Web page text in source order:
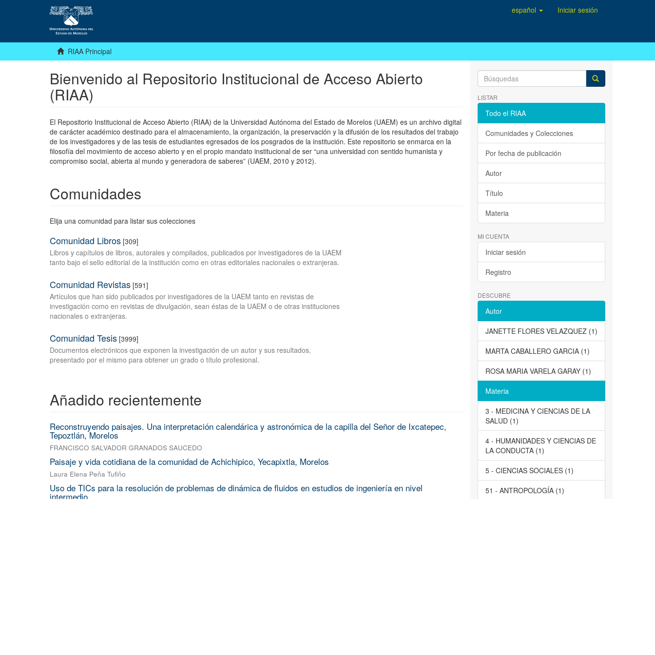
español Iniciar sesión
RIAA Principal
Bienvenido al Repositorio Institucional de Acceso Abierto
(RIAA)
El Repositorio Institucional de Acceso Abierto (RIAA) de la Universidad Autónoma del Estado de Morelos (UAEM) es un archivo digital
de carácter académico destinado para el almacenamiento, la organización, la preservación y la difusión de los resultados del trabajo
de los investigadores y de las tesis de estudiantes egresados de los posgrados de la institución. Este repositorio se enmarca en la
filosofía del movimiento de acceso abierto y en el propio mandato institucional de ser “una universidad con sentido humanista y
compromiso social, abierta al mundo y generadora de saberes” (UAEM, 2010 y 2012).
Comunidades
Elija una comunidad para listar sus colecciones
Comunidad Libros [309]
Libros y capítulos de libros, autorales y compilados, publicados por investigadores de la UAEM
tanto bajo el sello editorial de la institución como en otras editoriales nacionales o extranjeras.
Comunidad Revistas [591]
Artículos que han sido publicados por investigadores de la UAEM tanto en revistas de
investigación como en revistas de divulgación, sean éstas de la UAEM o de otras instituciones
nacionales o extranjeras.
Comunidad Tesis [3999]
Documentos electrónicos que exponen la investigación de un autor y sus resultados,
presentado por el mismo para obtener un grado o título profesional.
Añadido recientemente
Reconstruyendo paisajes. Una interpretación calendárica y astronómica de la capilla del Señor de Ixcatepec,
Tepoztlán, Morelos
FRANCISCO SALVADOR GRANADOS SAUCEDO
Paisaje y vida cotidiana de la comunidad de Achichipico, Yecapixtla, Morelos
Laura Elena Peña Tufiño
Uso de TICs para la resolución de problemas de dinámica de fluidos en estudios de ingeniería en nivel
intermedio
LISTAR
Todo el RIAA
Comunidades y Colecciones
Por fecha de publicación
Autor
Título
Materia
MI CUENTA
Iniciar sesión
Registro
DESCUBRE
Autor
JANETTE FLORES VELAZQUEZ (1)
MARTA CABALLERO GARCIA (1)
ROSA MARIA VARELA GARAY (1)
Materia
3 - MEDICINA Y CIENCIAS DE LA
SALUD (1)
4 - HUMANIDADES Y CIENCIAS DE
LA CONDUCTA (1)
5 - CIENCIAS SOCIALES (1)
51 - ANTROPOLOGÍA (1)